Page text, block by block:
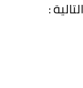
: